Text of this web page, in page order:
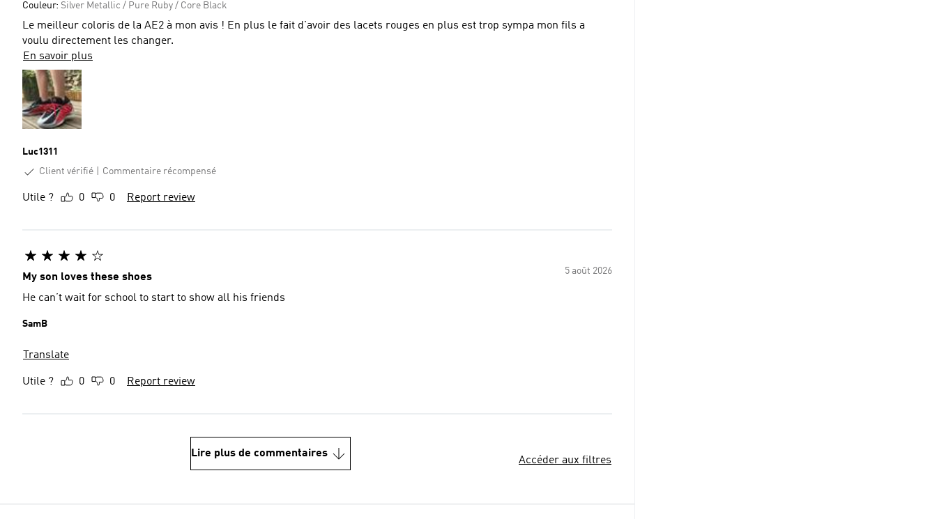
Couleur: Silver Metallic / Pure Ruby / Core Black
Le meilleur coloris de la AE2 à mon avis ! En plus le fait d'avoir des lacets rouges en plus est trop sympa mon fils a
voulu directement les changer.
En savoir plus
Luc1311
Client vérifié
Commentaire récompensé
Utile ? 0 0 Report review
5 août 2026
My son loves these shoes
He can’t wait for school to start to show all his friends
SamB
Translate
Utile ? 0 0 Report review
Lire plus de commentaires
Accéder aux filtres